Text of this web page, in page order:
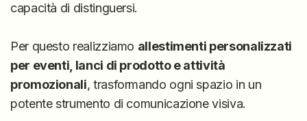
capacità di distinguersi.
Per questo realizziamo allestimenti personalizzati
per eventi, lanci di prodotto e attività
promozionali, trasformando ogni spazio in un
potente strumento di comunicazione visiva.